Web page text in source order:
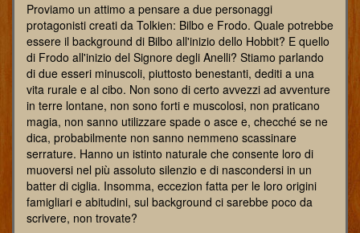
Proviamo un attimo a pensare a due personaggi
protagonisti creati da Tolkien: Bilbo e Frodo. Quale potrebbe
essere il background di Bilbo all'inizio dello Hobbit? E quello
di Frodo all'inizio del Signore degli Anelli? Stiamo parlando
di due esseri minuscoli, piuttosto benestanti, dediti a una
vita rurale e al cibo. Non sono di certo avvezzi ad avventure
in terre lontane, non sono forti e muscolosi, non praticano
magia, non sanno utilizzare spade o asce e, checché se ne
dica, probabilmente non sanno nemmeno scassinare
serrature. Hanno un istinto naturale che consente loro di
muoversi nel più assoluto silenzio e di nascondersi in un
batter di ciglia. Insomma, eccezion fatta per le loro origini
famigliari e abitudini, sul background ci sarebbe poco da
scrivere, non trovate?